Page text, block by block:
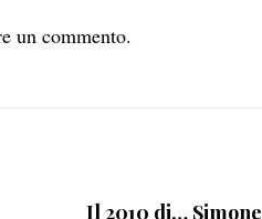
un commento.
Il 2010 di…